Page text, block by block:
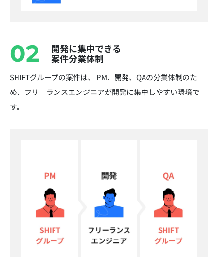
02
開発に集中できる
案件分業体制
SHIFTグループの案件は、 PM、開発、QAの分業体制のた
め、フリーランスエンジニアが開発に集中しやすい環境で
す。